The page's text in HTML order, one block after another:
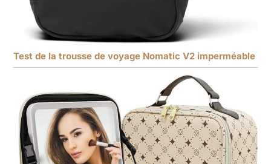
Test de la trousse de voyage Nomatic V2 imperméable